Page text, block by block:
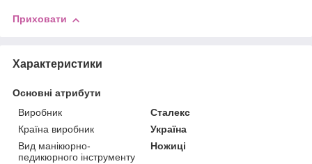
Приховати
Характеристики
Основні атрибути
Виробник
Сталекс
Країна виробник
Україна
Вид манікюрно-
педикюрного інструменту
Ножиці